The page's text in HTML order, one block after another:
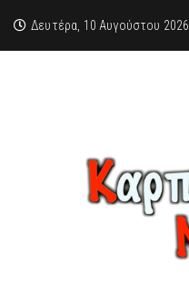
Δευτέρα, 10 Αυγούστου 2026